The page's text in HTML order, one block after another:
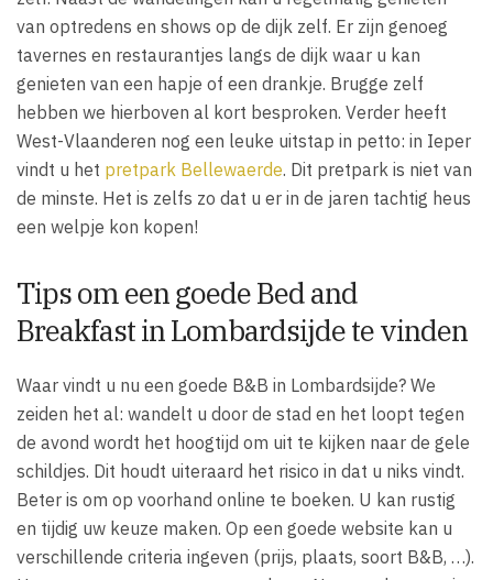
van optredens en shows op de dijk zelf. Er zijn genoeg
tavernes en restaurantjes langs de dijk waar u kan
genieten van een hapje of een drankje. Brugge zelf
hebben we hierboven al kort besproken. Verder heeft
West-Vlaanderen nog een leuke uitstap in petto: in Ieper
vindt u het pretpark Bellewaerde. Dit pretpark is niet van
de minste. Het is zelfs zo dat u er in de jaren tachtig heus
een welpje kon kopen!
Tips om een goede Bed and
Breakfast in Lombardsijde te vinden
Waar vindt u nu een goede B&B in Lombardsijde? We
zeiden het al: wandelt u door de stad en het loopt tegen
de avond wordt het hoogtijd om uit te kijken naar de gele
schildjes. Dit houdt uiteraard het risico in dat u niks vindt.
Beter is om op voorhand online te boeken. U kan rustig
en tijdig uw keuze maken. Op een goede website kan u
verschillende criteria ingeven (prijs, plaats, soort B&B, …).